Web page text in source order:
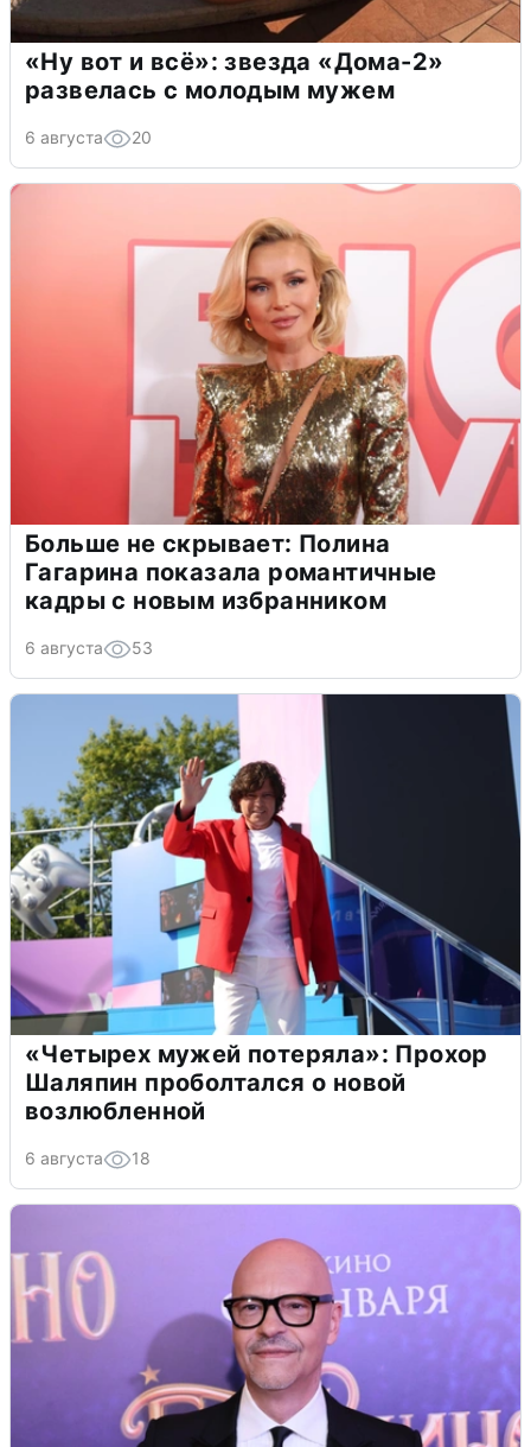
«Ну вот и всё»: звезда «Дома-2»
развелась с молодым мужем
6 августа 20
Больше не скрывает: Полина
Гагарина показала романтичные
кадры с новым избранником
6 августа 53
«Четырех мужей потеряла»: Прохор
Шаляпин проболтался о новой
возлюбленной
6 августа 18